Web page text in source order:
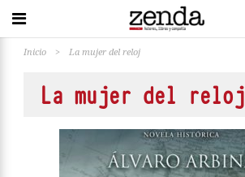
Inicio > La mujer del reloj
La mujer del reloj